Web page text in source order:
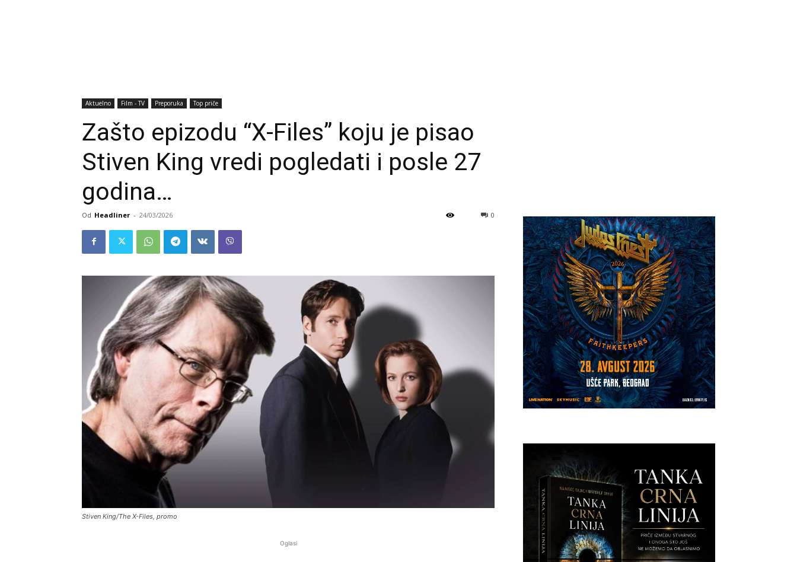
Aktuelno Film - TV Preporuka Top priče
Zašto epizodu “X-Files” koju je pisao
Stiven King vredi pogledati i posle 27
godina…
Od Headliner - 24/03/2026 0
Stiven King/The X-Files, promo
Oglasi